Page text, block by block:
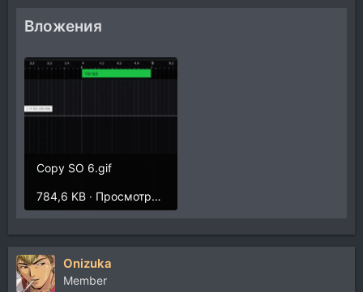
Вложения
Copy SO 6.gif
784,6 KB · Просмотры: 237
Onizuka
Member